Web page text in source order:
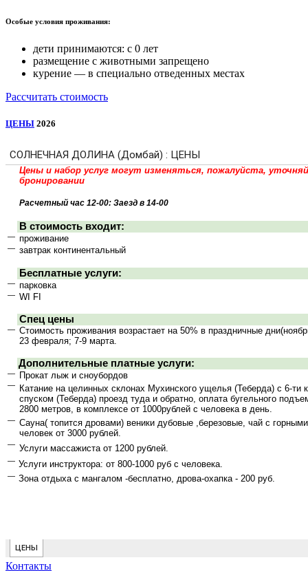
Особые условия проживания:
дети принимаются: с 0 лет
размещение с животными запрещено
курение — в специально отведенных местах
Рассчитать стоимость
ЦЕНЫ 2026
Контакты